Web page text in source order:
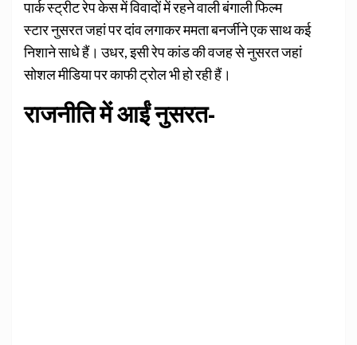
पार्क स्‍ट्रीट रेप केस में विवादों में रहने वाली बंगाली फिल्‍म
स्‍टार नुसरत जहां पर दांव लगाकर ममता बनर्जीने एक साथ कई
निशाने साधे हैं। उधर, इसी रेप कांड की वजह से नुसरत जहां
सोशल मीडिया पर काफी ट्रोल भी हो रही हैं।
राजनीति में आईं नुसरत-